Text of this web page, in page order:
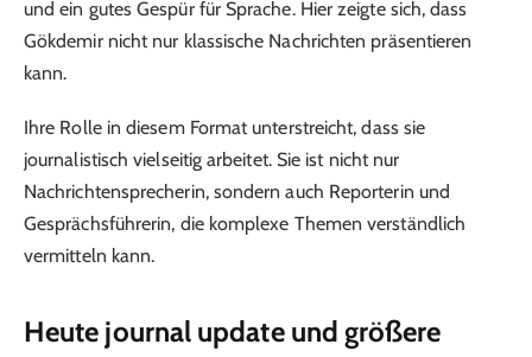
und ein gutes Gespür für Sprache. Hier zeigte sich, dass
Gökdemir nicht nur klassische Nachrichten präsentieren
kann.
Ihre Rolle in diesem Format unterstreicht, dass sie
journalistisch vielseitig arbeitet. Sie ist nicht nur
Nachrichtensprecherin, sondern auch Reporterin und
Gesprächsführerin, die komplexe Themen verständlich
vermitteln kann.
Heute journal update und größere